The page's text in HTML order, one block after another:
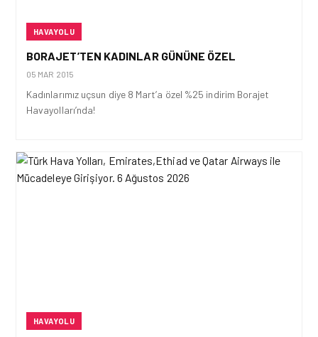
HAVAYOLU
BORAJET’TEN KADINLAR GÜNÜNE ÖZEL
05 MAR 2015
Kadınlarımız uçsun diye 8 Mart’a özel %25 indirim Borajet
Havayolları’nda!
HAVAYOLU